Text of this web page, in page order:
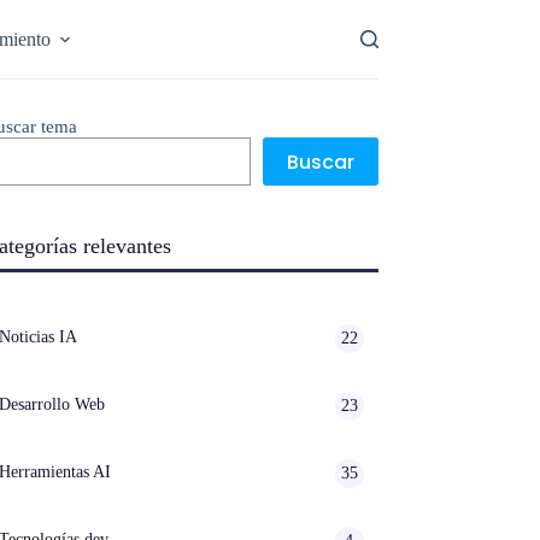
tema
Buscar
relevantes
Noticias IA 22
Desarrollo Web 23
Herramientas AI 35